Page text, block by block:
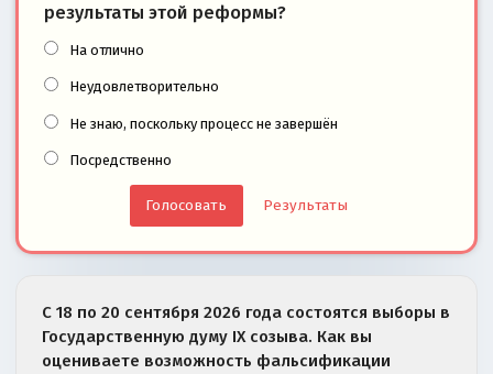
результаты этой реформы?
На отлично
Неудовлетворительно
Не знаю, поскольку процесс не завершён
Посредственно
Результаты
С 18 по 20 сентября 2026 года состоятся выборы в
Государственную думу IX созыва. Как вы
оцениваете возможность фальсификации